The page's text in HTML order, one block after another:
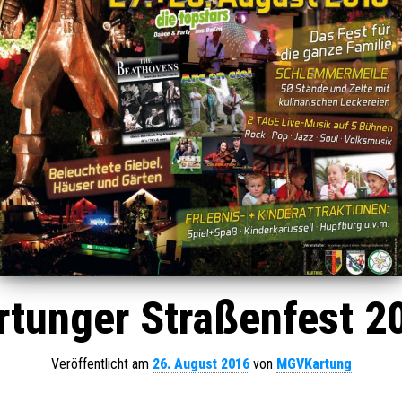
Straßenfest
Veröffentlicht am 26. August 2016von MGVKartung